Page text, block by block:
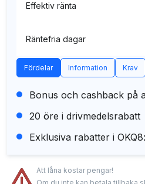
Effektiv ränta
Räntefria dagar
Fördelar Information Krav
Bonus och cashback på
20 öre i drivmedelsrabatt
Exklusiva rabatter i
Att låna kostar pengar!